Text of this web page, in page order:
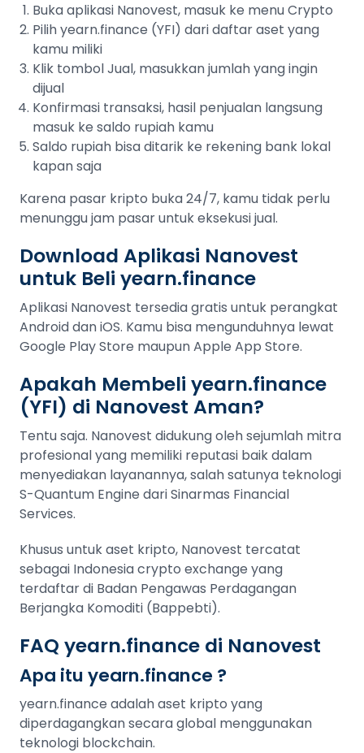
Buka aplikasi Nanovest, masuk ke menu Crypto
Pilih yearn.finance (YFI) dari daftar aset yang
kamu miliki
Klik tombol Jual, masukkan jumlah yang ingin
dijual
Konfirmasi transaksi, hasil penjualan langsung
masuk ke saldo rupiah kamu
Saldo rupiah bisa ditarik ke rekening bank lokal
kapan saja
Karena pasar kripto buka 24/7, kamu tidak perlu
menunggu jam pasar untuk eksekusi jual.
Download Aplikasi Nanovest
untuk Beli yearn.finance
Aplikasi Nanovest tersedia gratis untuk perangkat
Android dan iOS. Kamu bisa mengunduhnya lewat
Google Play Store maupun Apple App Store.
Apakah Membeli yearn.finance
(YFI) di Nanovest Aman?
Tentu saja. Nanovest didukung oleh sejumlah mitra
profesional yang memiliki reputasi baik dalam
menyediakan layanannya, salah satunya teknologi
S-Quantum Engine dari Sinarmas Financial
Services.
Khusus untuk aset kripto, Nanovest tercatat
sebagai Indonesia crypto exchange yang
terdaftar di Badan Pengawas Perdagangan
Berjangka Komoditi (Bappebti).
FAQ yearn.finance di Nanovest
Apa itu yearn.finance ?
yearn.finance adalah aset kripto yang
diperdagangkan secara global menggunakan
teknologi blockchain.